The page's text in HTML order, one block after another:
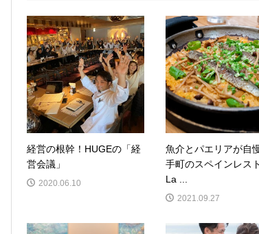
経営の根幹！HUGEの「経
営会議」
2020.06.10
魚介とパエリアが自
手町のスペインレス
La ...
2021.09.27